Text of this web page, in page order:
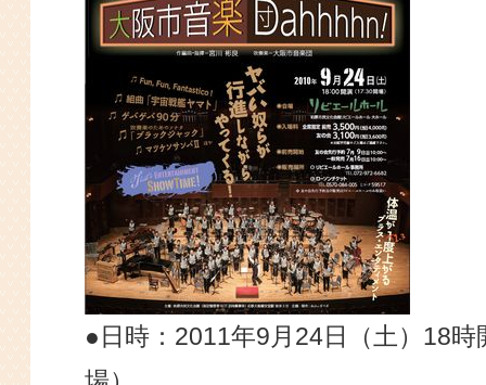
●日時：2011年9月24日（土）18時